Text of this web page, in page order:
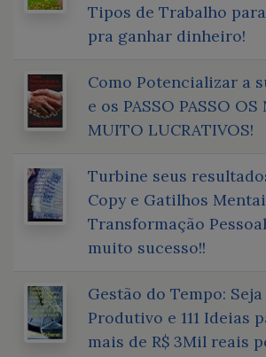
Tipos de Trabalho
pra ganhar dinheiro!
Como Potencializar a
e os PASSO PASSO OS
MUITO LUCRATIVOS!
Turbine seus
Copy e Gatilhos
Transformação
muito sucesso!!
Gestão do Tempo:
Produtivo e 111 Ideias
mais de R$ 3Mil reais